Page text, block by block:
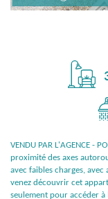
VENDU PAR L'AGENCE -
proximité des axes
avec faibles charges,
venez découvrir cet
seulement pour accéder